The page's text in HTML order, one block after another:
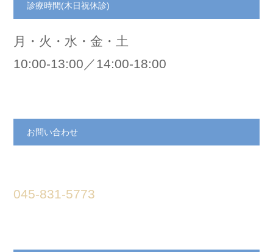
診療時間(木日祝休診)
月・火・水・金・土
10:00-13:00／14:00-18:00
お問い合わせ
045-831-5773